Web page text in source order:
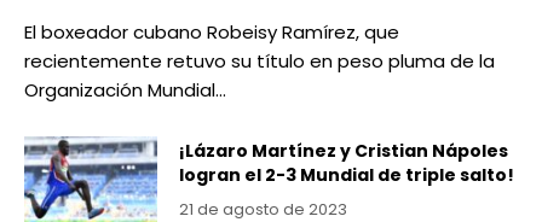
El boxeador cubano Robeisy Ramírez, que
recientemente retuvo su título en peso pluma de la
Organización Mundial…
¡Lázaro Martínez y Cristian Nápoles
logran el 2-3 Mundial de triple salto!
21 de agosto de 2023